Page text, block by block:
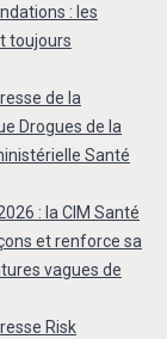
: les
toujours
de la
Drogues de la
Santé
: la CIM Santé
et renforce sa
vagues de
Risk